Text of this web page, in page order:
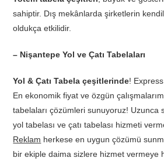
sahiptir. Dış mekânlarda şirketlerin
oldukça etkilidir.
– Nişantepe Yol ve Çatı Tabelaları
Yol & Çatı Tabela çeşitlerinde!
En ekonomik fiyat ve özgün
tabelaları çözümleri sunuyoruz! Uzunca
yol tabelası ve çatı tabelası hizmeti
Reklam herkese en uygun çözümü
bir ekiple daima sizlere hizmet vermeye